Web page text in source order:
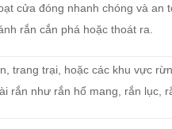
cửa đóng nhanh chóng và an
rắn cắn phá hoặc thoát ra.
trang trại, hoặc các khu vực
rắn như rắn hổ mang, rắn lục,